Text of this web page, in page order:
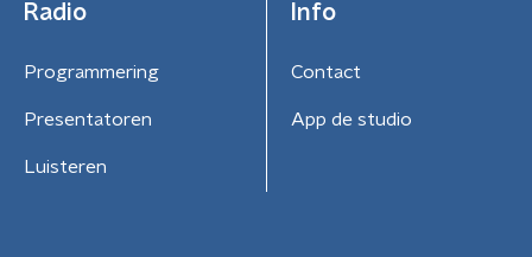
Radio
Programmering
Presentatoren
Luisteren
Info
Contact
App de studio